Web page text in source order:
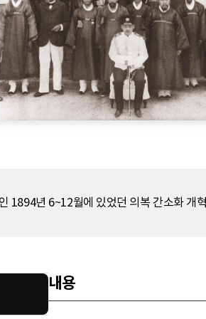
1894년 6~12월에 있었던 의복 간소화 개
내용